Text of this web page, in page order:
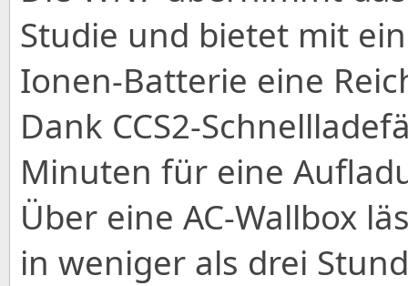
Studie und bietet mit
Ionen-Batterie eine
Dank CCS2-
Minuten für eine
Über eine AC-Wallbox
in weniger als drei